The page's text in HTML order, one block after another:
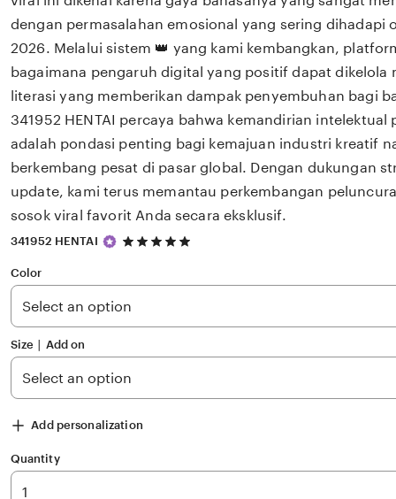
dengan permasalahan emosional yang sering dihadapi
2026. Melalui sistem 👑 yang kami kembangkan,
bagaimana pengaruh digital yang positif dapat dikelola
literasi yang memberikan dampak penyembuhan bagi
341952 HENTAI percaya bahwa kemandirian intelektual
adalah pondasi penting bagi kemajuan industri kreatif
berkembang pesat di pasar global. Dengan dukungan
update, kami terus memantau perkembangan
sosok viral favorit Anda secara eksklusif.
341952 HENTAI
5
5
stars
Color
Size ∣ Add on
Add personalization
Quantity